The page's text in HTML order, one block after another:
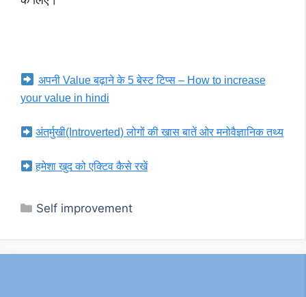
अपनी Value बढ़ाने के 5 बेस्ट टिप्स – How to increase
your value in hindi
अंतर्मुखी(Introverted) लोगों की खास बातें ओर मनोवैज्ञानिक तथ्य
हमेशा खुद को एक्टिव कैसे रखें
Categories
Self improvement